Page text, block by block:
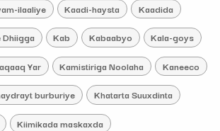
ilaaliye Kaadi-haysta Kaadida
Kab Kabaabyo Kala-goys
Yar Kamistiriga Noolaha Kaneeco
burburiye Khatarta Suuxdinta
Kiimikada maskaxda